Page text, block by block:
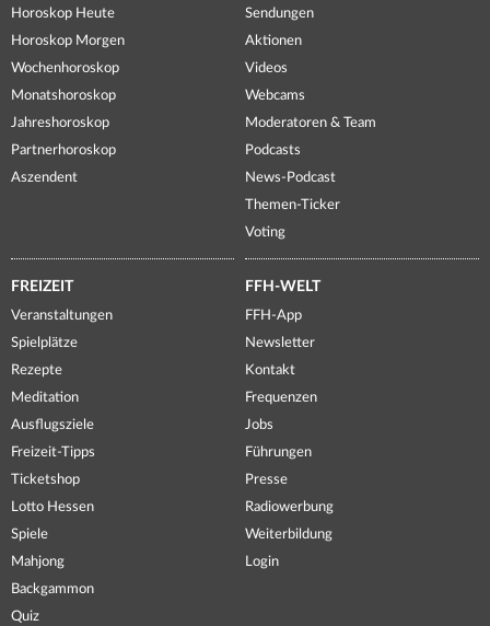
Horoskop Heute
Horoskop Morgen
Wochenhoroskop
Monatshoroskop
Jahreshoroskop
Partnerhoroskop
Aszendent
Sendungen
Aktionen
Videos
Webcams
Moderatoren & Team
Podcasts
News-Podcast
Themen-Ticker
Voting
FREIZEIT
Veranstaltungen
Spielplätze
Rezepte
Meditation
Ausflugsziele
Freizeit-Tipps
Ticketshop
Lotto Hessen
Spiele
Mahjong
Backgammon
Quiz
FFH-WELT
FFH-App
Newsletter
Kontakt
Frequenzen
Jobs
Führungen
Presse
Radiowerbung
Weiterbildung
Login